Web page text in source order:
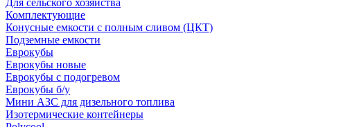
Для сельского хозяйства
Комплектующие
Конусные емкости с полным сливом (ЦКТ)
Подземные емкости
Еврокубы
Еврокубы новые
Еврокубы с подогревом
Еврокубы б/у
Мини АЗС для дизельного топлива
Изотермические контейнеры